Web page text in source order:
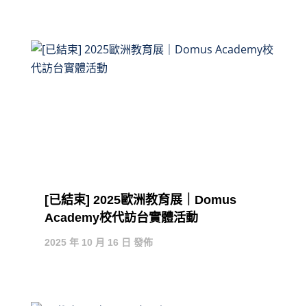
[已結束] 2025歐洲教育展｜Domus
Academy校代訪台實體活動
2025 年 10 月 16 日 發佈